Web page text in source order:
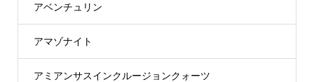
アベンチュリン
アマゾナイト
アミアンサスインクルージョンクォーツ